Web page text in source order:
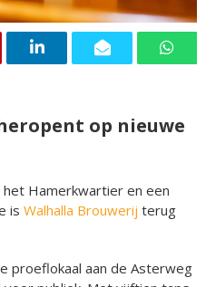
op nieuwe
Hamerkwartier en een
is Walhalla Brouwerij terug
proeflokaal aan de Asterweg